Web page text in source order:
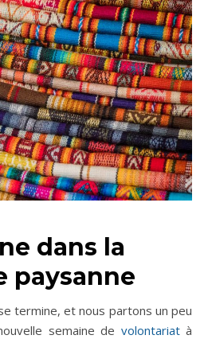
dans la
paysanne
termine, et nous partons un peu
semaine de volontariatà